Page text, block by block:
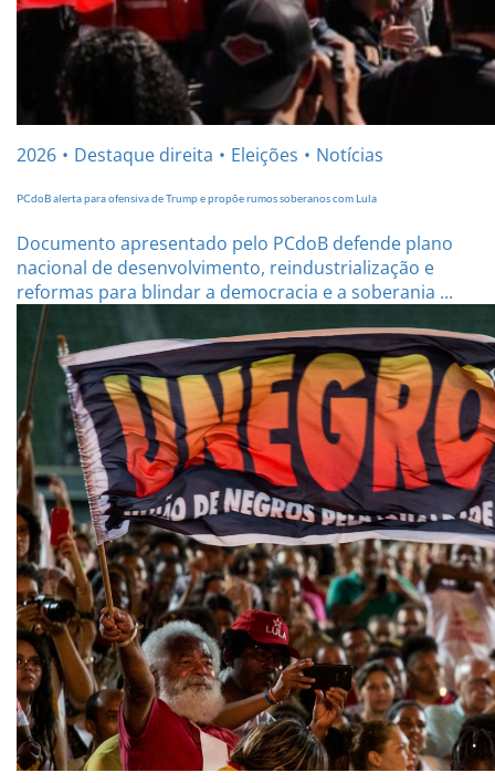
2026 Destaque direita Eleições Notícias
PCdoB alerta para ofensiva de Trump e propõe rumos soberanos com Lula
Documento apresentado pelo PCdoB defende plano
nacional de desenvolvimento, reindustrialização e
reformas para blindar a democracia e a soberania ...